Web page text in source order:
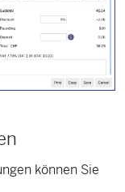
können Sie